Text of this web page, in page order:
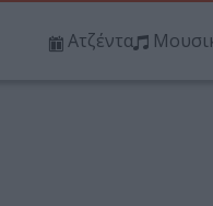
Ατζέντα